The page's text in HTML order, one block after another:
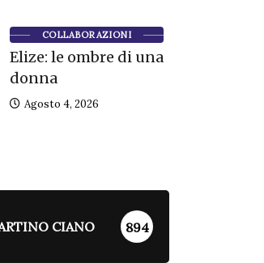
COLLABORAZIONI
Elize: le ombre di una
donna
Agosto 4, 2026
CIANO 894